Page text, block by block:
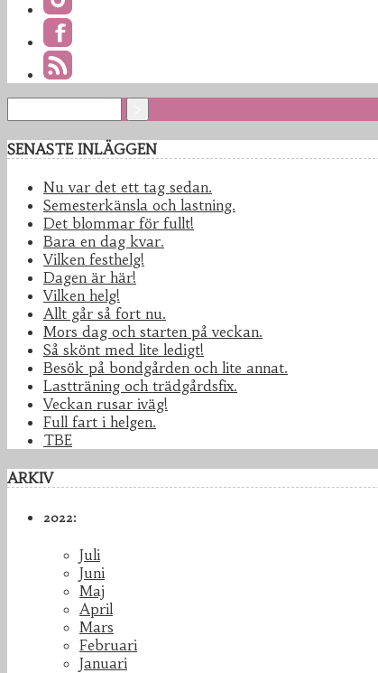
SENASTE INLÄGGEN
Nu var det ett tag sedan.
Semesterkänsla och lastning.
Det blommar för fullt!
Bara en dag kvar.
Vilken festhelg!
Dagen är här!
Vilken helg!
Allt går så fort nu.
Mors dag och starten på veckan.
Så skönt med lite ledigt!
Besök på bondgården och lite annat.
Lastträning och trädgårdsfix.
Veckan rusar iväg!
Full fart i helgen.
TBE
ARKIV
2022:
Juli
Juni
Maj
April
Mars
Februari
Januari